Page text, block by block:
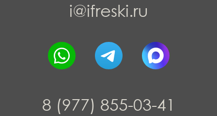
i@ifreski.ru
8 (977) 855-03-41